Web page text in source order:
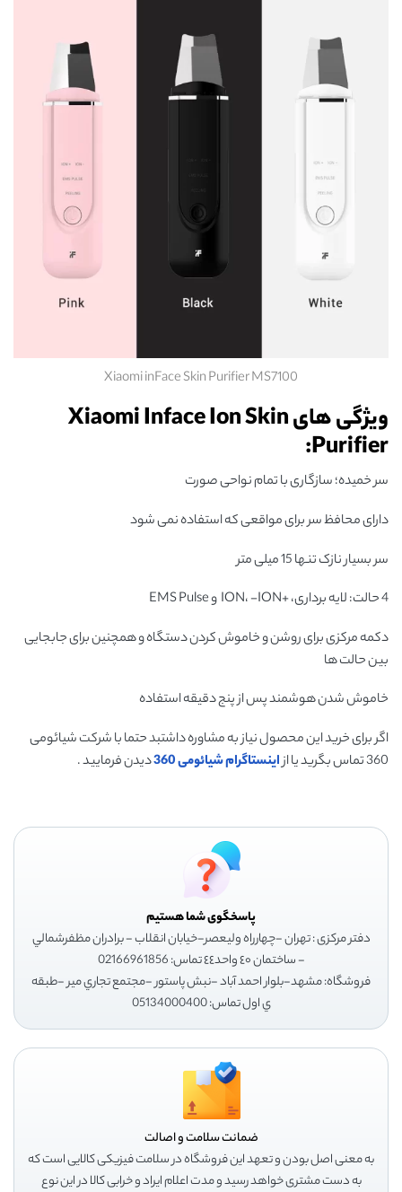
Xiaomi inFace Skin Purifier MS7100
ویژگی های Xiaomi Inface Ion Skin
Purifier:
سر خمیده؛ سازگاری با تمام نواحی صورت
دارای محافظ سر برای مواقعی که استفاده نمی شود
سر بسیار نازک تنها 15 میلی متر
4 حالت: لایه برداری، +ION، -ION و EMS Pulse
دکمه مرکزی برای روشن و خاموش کردن دستگاه و همچنین برای جابجایی
بین حالت ها
خاموش شدن هوشمند پس از پنج دقیقه استفاده
اگر برای خرید این محصول نیاز به مشاوره داشتبد حتما با شرکت شیائومی
360 تماس بگرید یا از
اینستاگرام شیائومی 360 دیدن فرمایید .
پاسخگوی شما هستیم
دفتر مرکزی : تهران -چهارراه وليعصر-خيابان انقلاب - برادران مظفرشمالي
- ساختمان ٤٠ واحد٤٤ تماس: 02166961856
فروشگاه: مشهد-بلوار احمد آباد -نبش پاستور -مجتمع تجاري مير -طبقه
ي اول تماس: 05134000400
ضمانت سلامت و اصالت
به معنی اصل بودن و تعهد این فروشگاه در سلامت فیزیکی کالایی است که
به دست مشتری خواهد رسید و مدت اعلام ایراد و خرابی کالا در این نوع